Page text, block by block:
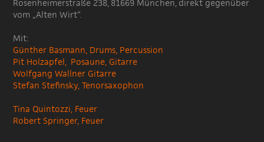
Rosenheimerstraße 238, 81669 München, direkt gegenüber
vom „Alten Wirt“.
Mit:
Günther Basmann, Drums, Percussion
Pit Holzapfel, Posaune, Gitarre
Wolfgang Wallner Gitarre
Stefan Stefinsky, Tenorsaxophon
Tina Quintozzi, Feuer
Robert Springer, Feuer